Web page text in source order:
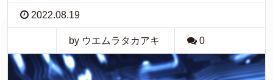
2022.08.19
by ウエムラタカアキ 0